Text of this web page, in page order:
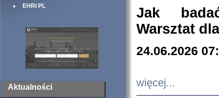
EHRI PL
Aktualności
Jak
Warsztat
24.06.2026
więcej...